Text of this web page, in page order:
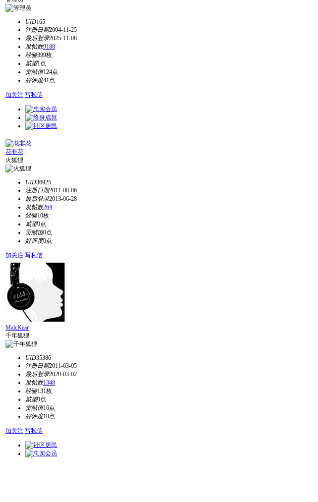
UID165
注册日期2004-11-25
最后登录2025-11-08
发帖数9188
经验399枚
威望1点
贡献值124点
好评度41点
加关注 写私信
花非花
火狐狸
UID36925
注册日期2011-08-06
最后登录2013-06-28
发帖数264
经验10枚
威望0点
贡献值0点
好评度0点
加关注 写私信
MalcKear
千年狐狸
UID35386
注册日期2011-03-05
最后登录2020-03-02
发帖数1348
经验131枚
威望0点
贡献值16点
好评度10点
加关注 写私信